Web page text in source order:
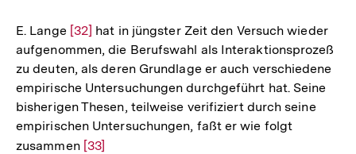
E. Lange Zur
Auflösung
der
Fußnote
[32] hat in jüngster Zeit den Versuch wieder
aufgenommen, die Berufswahl als Interaktionsprozeß
zu deuten, als deren Grundlage er auch verschiedene
empirische Untersuchungen durchgeführt hat. Seine
bisherigen Thesen, teilweise verifiziert durch seine
empirischen Untersuchungen, faßt er wie folgt
zusammen Zur
[33]